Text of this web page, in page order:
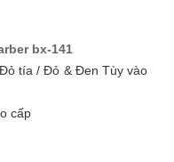
bx-141
tía / Đỏ & Đen Tùy vào
cấp